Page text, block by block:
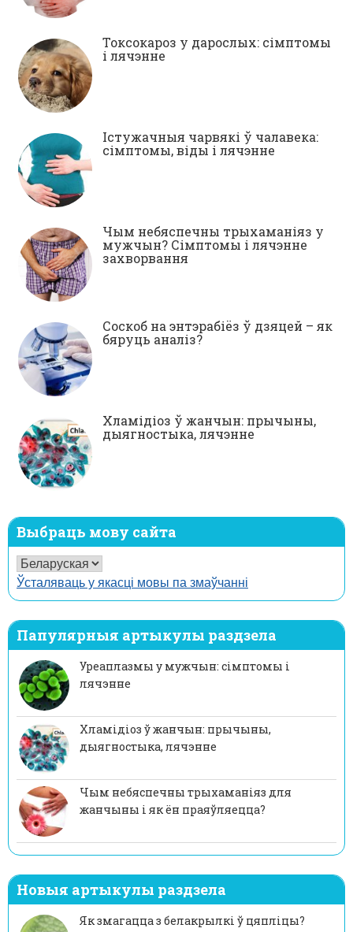
Токсокароз у дарослых: сімптомы
і лячэнне
Істужачныя чарвякі ў чалавека:
сімптомы, віды і лячэнне
Чым небяспечны трыхаманіяз у
мужчын? Сімптомы і лячэнне
захворвання
Соскоб на энтэрабіёз ў дзяцей – як
бяруць аналіз?
Хламідіоз ў жанчын: прычыны,
дыягностыка, лячэнне
Выбраць мову сайта
Ўсталяваць у якасці мовы па змаўчанні
Папулярныя артыкулы раздзела
Уреаплазмы у мужчын: сімптомы і
лячэнне
Хламідіоз ў жанчын: прычыны,
дыягностыка, лячэнне
Чым небяспечны трыхаманіяз для
жанчыны і як ён праяўляецца?
Новыя артыкулы раздзела
Як змагацца з белакрылкі ў цяпліцы?